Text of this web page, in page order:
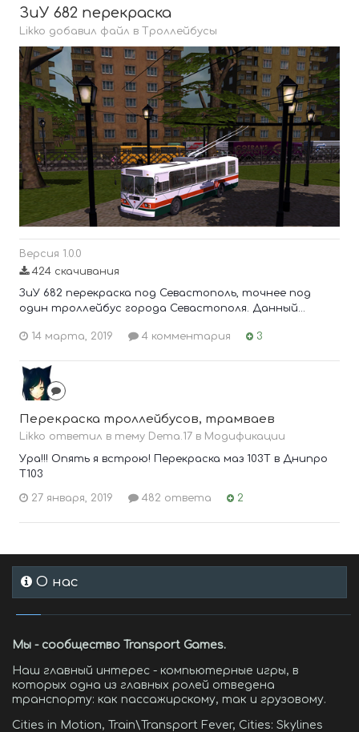
ЗиУ 682 перекраска
Likko добавил файл в Троллейбусы
Версия 1.0.0
424 скачивания
ЗиУ 682 перекраска под Севастополь, точнее под
один троллейбус города Севастополя. Данный...
14 марта, 2019 4 комментария 3
Перекраска троллейбусов, трамваев
Likko ответил в тему Dema.17 в Модификации
Ура!!! Опять я встрою! Перекраска маз 103Т в Днипро
Т103
27 января, 2019 482 ответа 2
О нас
Мы - сообщество Transport Games.
Наш главный интерес - компьютерные игры, в
которых одна из главных ролей отведена
транспорту: как пассажирскому, так и грузовому.
Cities in Motion, Train\Transport Fever, Cities: Skylines